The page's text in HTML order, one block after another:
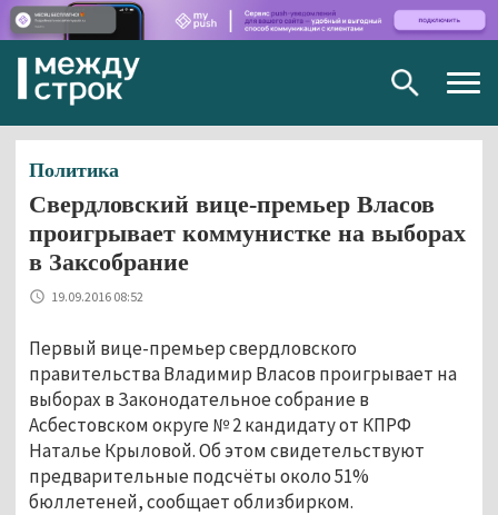
Политика
Свердловский вице-премьер Власов
проигрывает коммунистке на выборах
в Заксобрание
19.09.2016 08:52
Первый вице-премьер свердловского
правительства Владимир Власов проигрывает на
выборах в Законодательное собрание в
Асбестовском округе № 2 кандидату от КПРФ
Наталье Крыловой. Об этом свидетельствуют
предварительные подсчёты около 51%
бюллетеней, сообщает облизбирком.